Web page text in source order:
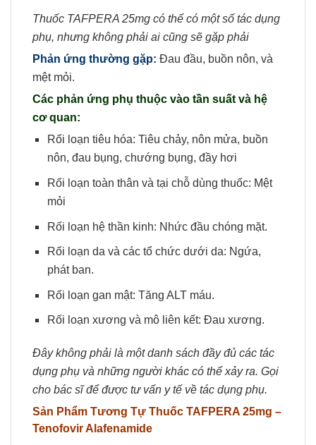
Thuốc TAFPERA 25mg có thể có một số tác dụng
phụ, nhưng không phải ai cũng sẽ gặp phải
Phản ứng thường gặp: Đau đầu, buồn nôn, và
mệt mỏi.
Các phản ứng phụ thuộc vào tần suất và hệ
cơ quan:
Rối loạn tiêu hóa: Tiêu chảy, nôn mửa, buồn
nôn, đau bụng, chướng bụng, đầy hơi
Rối loạn toàn thân và tại chỗ dùng thuốc: Mệt
mỏi
Rối loạn hệ thần kinh: Nhức đầu chóng mặt.
Rối loạn da và các tổ chức dưới da: Ngứa,
phát ban.
Rối loạn gan mật: Tăng ALT máu.
Rối loạn xương và mô liên kết: Đau xương.
Đây không phải là một danh sách đầy đủ các tác
dụng phụ và những người khác có thể xảy ra. Gọi
cho bác sĩ để được tư vấn y tế về tác dụng phụ.
Sản Phẩm Tương Tự Thuốc TAFPERA 25mg –
Tenofovir Alafenamide